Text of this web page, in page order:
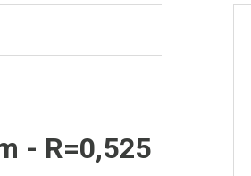
- R=0,525